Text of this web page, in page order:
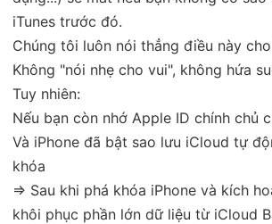
iTunes trước đó.
Chúng tôi luôn nói thẳng điều này
Không "nói nhẹ cho vui", không hứa
Tuy nhiên:
Nếu bạn còn nhớ Apple ID chính chủ
Và iPhone đã bật sao lưu iCloud tự
khóa
⇒ Sau khi phá khóa iPhone và kích
khôi phục phần lớn dữ liệu từ iCloud